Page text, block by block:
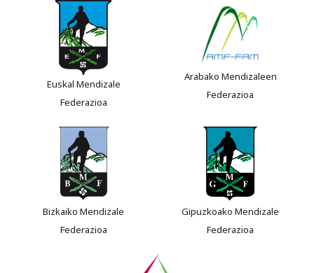
Euskal Mendizale
Federazioa
Arabako Mendizaleen
Federazioa
Bizkaiko Mendizale
Federazioa
Gipuzkoako Mendizale
Federazioa